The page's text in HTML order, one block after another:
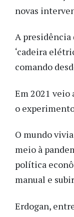
novas
A presidência
‘cadeira
comando
Em 2021 veio
o
O mundo
meio à
política
manual e
Erdogan,